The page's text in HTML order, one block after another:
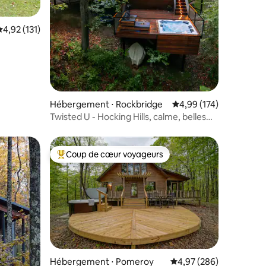
: 4,87 sur 5
moyenne sur la base de 131 commentaires : 4,92 sur 5
4,92 (131)
Hébergement ⋅ Rockbridge Évaluation moyenne
4,99 (174)
Twisted U - Hocking Hills, calme, belles
Coups de cœur voyageurs les plus appréciés
Coup de cœur voyageurs
Hébergement ⋅ Pomeroy Évaluation moyenne
4,97 (286)